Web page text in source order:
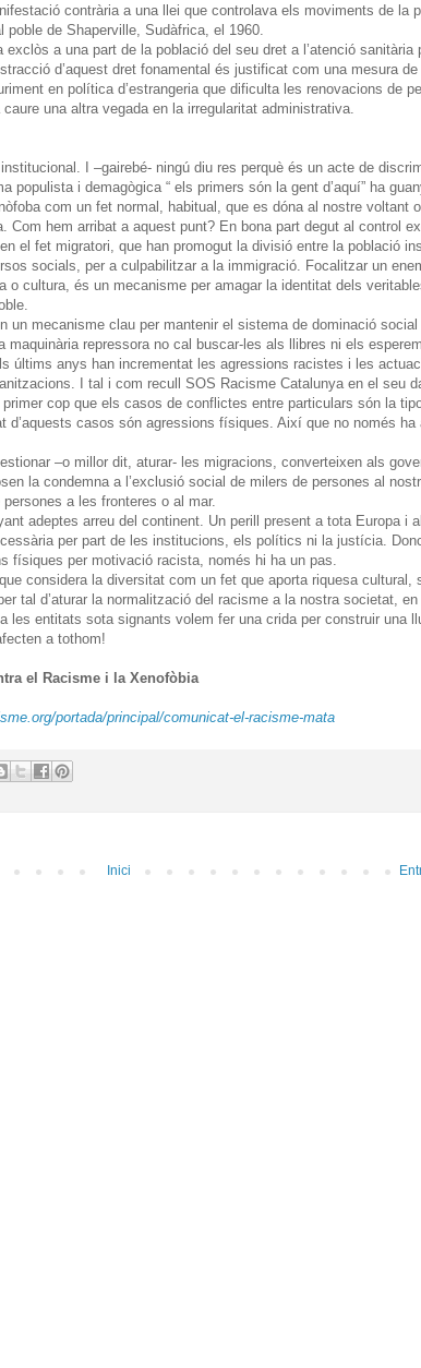
contrària a una llei que controlava els moviments de la
poble de Shaperville, Sudàfrica, el 1960.
a una part de la població del seu dret a l’atenció sanitària
d’aquest dret fonamental és justificat com una mesura de
en política d’estrangeria que dificulta les renovacions de
una altra vegada en la irregularitat administrativa.
I –gairebé- ningú diu res perquè és un acte de
populista i demagògica “ els primers són la gent d’aquí” ha
com un fet normal, habitual, que es dóna al nostre voltant
Com hem arribat a aquest punt? En bona part degut al control
el fet migratori, que han promogut la divisió entre la població
socials, per a culpabilitzar a la immigració. Focalitzar un
o cultura, és un mecanisme per amagar la identitat dels
mecanisme clau per mantenir el sistema de dominació social
maquinària repressora no cal buscar-les als llibres ni els
últims anys han incrementat les agressions racistes i les
I tal i com recull SOS Racisme Catalunya en el seu
cop que els casos de conflictes entre particulars són la
d’aquests casos són agressions físiques. Així que no només ha
–o millor dit, aturar- les migracions, converteixen als
la condemna a l’exclusió social de milers de persones al
a les fronteres o al mar.
adeptes arreu del continent. Un perill present a tota Europa i
per part de les institucions, els polítics ni la justícia.
físiques per motivació racista, només hi ha un pas.
considera la diversitat com un fet que aporta riquesa cultural,
tal d’aturar la normalització del racisme a la nostra societat, en
les entitats sota signants volem fer una crida per construir una
a tothom!
el Racisme i la Xenofòbia
portada/principal/comunicat-el-racisme-mata
Inici